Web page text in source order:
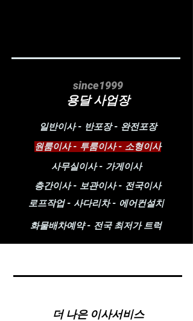
since1999
용달 사업장
​일반이사 - 반포장 - 완전포장
​원룸이사 - 투룸이사 - 소형이사
​사무실이사 - 가게이사
​층간이사 - 보관이사 - 전국이사
​로프작업 - 사다리차 - 에어컨설치
​화물배차예약 - 전국 최저가 트럭
​더 나은 이사서비스